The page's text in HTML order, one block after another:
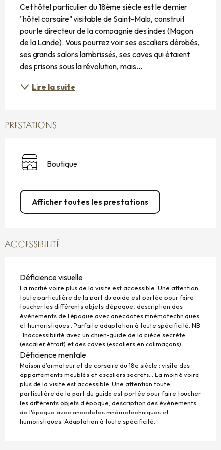
Cet hôtel particulier du 18ème siècle est le dernier
"hôtel corsaire" visitable de Saint-Malo, construit
pour le directeur de la compagnie des indes (Magon
de la Lande). Vous pourrez voir ses escaliers dérobés,
ses grands salons lambrissés, ses caves qui étaient
des prisons sous la révolution, mais...
Lire la suite
PRESTATIONS
Boutique
Afficher toutes les prestations
ACCESSIBILITÉ
Déficience visuelle
La moitié voire plus de la visite est accessible. Une attention
toute particulière de la part du guide est portée pour faire
toucher les différents objets d'époque, description des
évènements de l'époque avec anecdotes mnémotechniques
et humoristiques . Parfaite adaptation à toute spécificité. NB
: Inaccessibilité avec un chien-guide de la pièce secrète
(escalier étroit) et des caves (escaliers en colimaçons).
Déficience mentale
Maison d’armateur et de corsaire du 18e siècle : visite des
appartements meublés et escaliers secrets… La moitié voire
plus de la visite est accessible. Une attention toute
particulière de la part du guide est portée pour faire toucher
les différents objets d'époque, description des évènements
de l'époque avec anecdotes mnémotechniques et
humoristiques. Adaptation à toute spécificité.